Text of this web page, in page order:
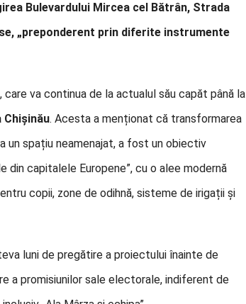
Bulevardului Mircea cel Bătrân, Strada
„preponderent prin diferite instrumente
va continua de la actualul său capăt până la
Chișinău. Acesta a menționat că transformarea
un spațiu neamenajat, a fost un obiectiv
din capitalele Europene”, cu o alee modernă
copii, zone de odihnă, sisteme de irigații și
luni de pregătire a proiectului înainte de
a promisiunilor sale electorale, indiferent de